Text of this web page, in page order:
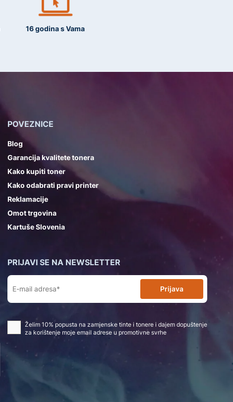
16 godina s Vama
POVEZNICE
Blog
Garancija kvalitete tonera
Kako kupiti toner
Kako odabrati pravi printer
Reklamacije
Omot trgovina
Kartuše Slovenia
PRIJAVI SE NA NEWSLETTER
Prijava
Želim 10% popusta na zamjenske tinte i tonere i dajem dopuštenje
za korištenje moje email adrese u promotivne svrhe